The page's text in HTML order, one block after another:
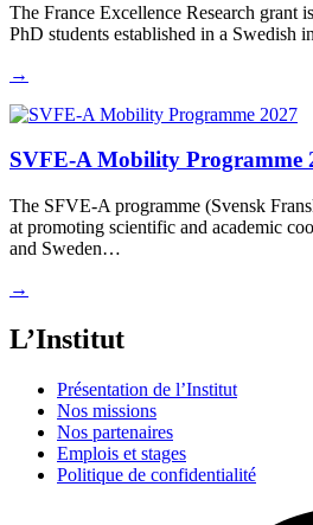
The France Excellence Research grant
PhD students established in a Swedish
→
SVFE-A Mobility Programme
The SFVE-A programme (Svensk
at promoting scientific and academic
and Sweden…
→
L’Institut
Présentation de l’Institut
Nos missions
Nos partenaires
Emplois et stages
Politique de confidentialité